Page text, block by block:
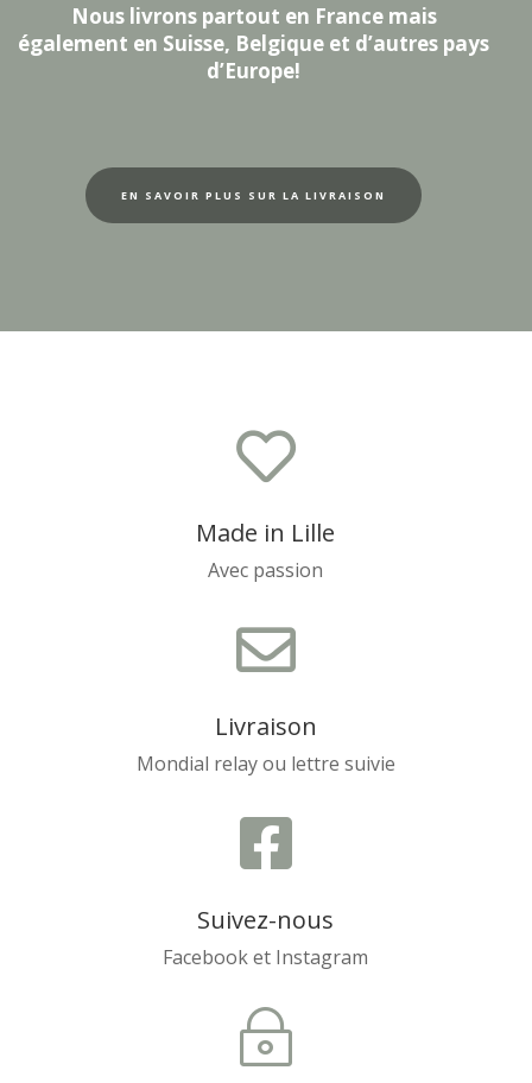
Nous livrons partout en France mais
également en Suisse, Belgique et d’autres pays
d’Europe!
EN SAVOIR PLUS SUR LA LIVRAISON

Made in Lille
Avec passion

Livraison
Mondial relay ou lettre suivie

Suivez-nous
Facebook et Instagram
~